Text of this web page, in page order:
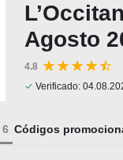
Agosto
4.8
✓ Verificado:
Códigos